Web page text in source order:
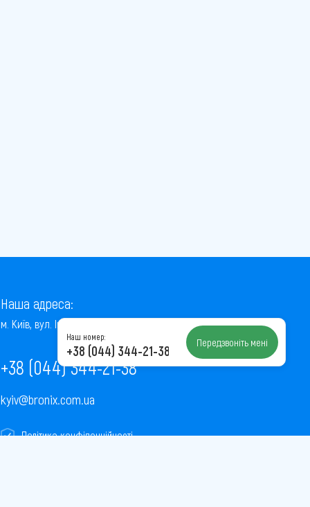
Наша адреса:
м. Київ, вул. Інститутська, 22/7, оф. 41
+38 (044) 344-21-38
kyiv@bronix.com.ua
Політика конфіденційності
Наш номер:
+38 (044) 344-21-38 Передзвоніть мені